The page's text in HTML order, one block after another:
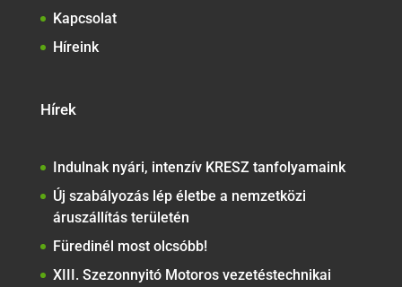
Kapcsolat
Híreink
Hírek
Indulnak nyári, intenzív KRESZ tanfolyamaink
Új szabályozás lép életbe a nemzetközi
áruszállítás területén
Füredinél most olcsóbb!
XIII. Szezonnyitó Motoros vezetéstechnikai